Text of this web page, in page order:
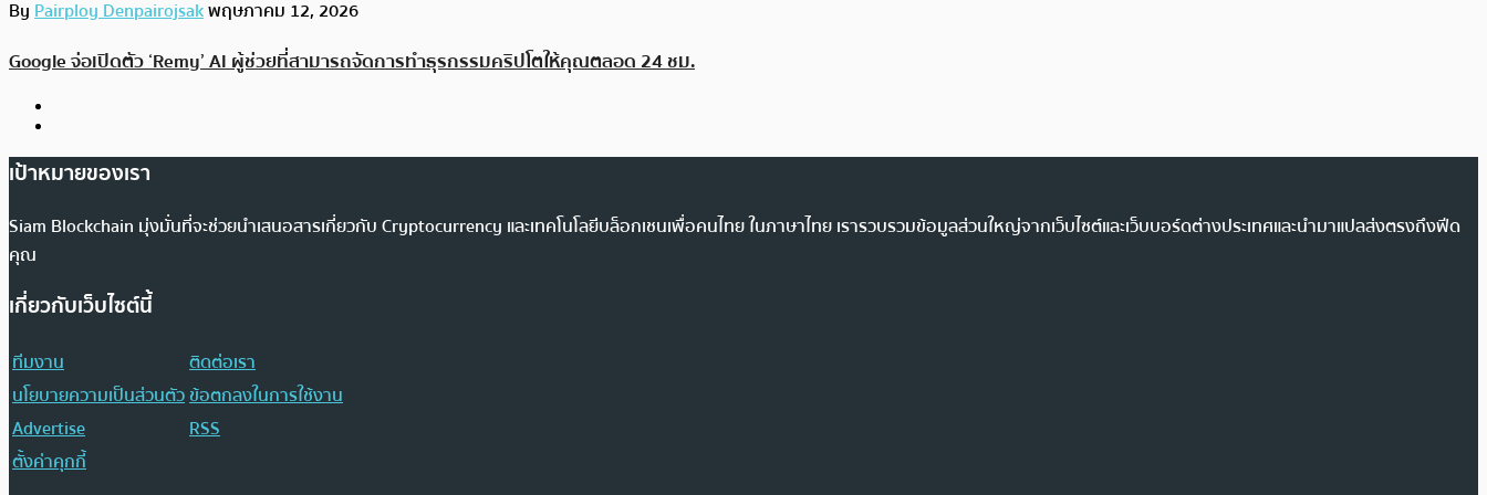
ByPairploy Denpairojsakพฤษภาคม 12, 2026
Google จ่อเปิดตัว ‘Remy’ AI ผู้ช่วยที่สามารถจัดการทำธุรกรรมคริปโตให้คุณตลอด 24 ชม.
เป้าหมายของเรา
Siam Blockchain มุ่งมั่นที่จะช่วยนำเสนอสารเกี่ยวกับ Cryptocurrency และเทคโนโลยีบล็อกเชนเพื่อคนไทย ในภาษาไทย เรารวบรวมข้อมูลส่วนใหญ่จากเว็บไซต์และเว็บบอร์ดต่างประเทศและนำมาแปลส่งตรงถึงฟีด
คุณ
เกี่ยวกับเว็บไซต์นี้
ทีมงาน
ติดต่อเรา
นโยบายความเป็นส่วนตัวข้อตกลงในการใช้งาน
Advertise
RSS
ตั้งค่าคุกกี้